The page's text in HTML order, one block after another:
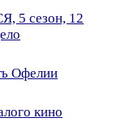
5 сезон, 12
Офелии
кино